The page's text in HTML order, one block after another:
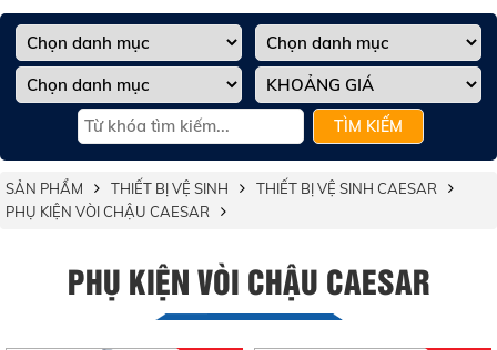
TÌM KIẾM
SẢN PHẨM THIẾT BỊ VỆ SINH
THIẾT BỊ VỆ SINH CAESAR
PHỤ KIỆN VÒI CHẬU CAESAR
PHỤ KIỆN VÒI CHẬU CAESAR